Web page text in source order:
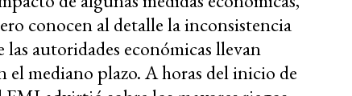
conocen al detalle la inconsistencia
autoridades económicas llevan
el mediano plazo. A horas del inicio de